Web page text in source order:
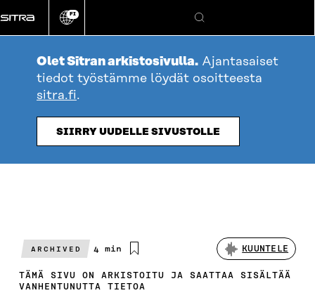
suoraan
sisältöön
Vaihda
kieli
FI
Hae
Olet Sitran arkistosivulla. Ajantasaiset
tiedot työstämme löydät osoitteesta
sitra.fi.
SIIRRY UUDELLE SIVUSTOLLE
ARCHIVED
Arvioitu
4 min KUUNTELE
TÄMÄ SIVU ON ARKISTOITU JA SAATTAA SISÄLTÄÄ
VANHENTUNUTTA TIETOA